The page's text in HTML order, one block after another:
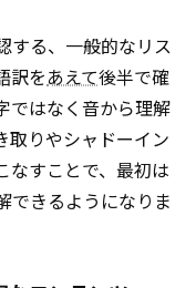
する、一般的なリス
訳をあえて後半で確
ではなく音から理解
取りやシャドーイン
なすことで、最初は
できるようになりま